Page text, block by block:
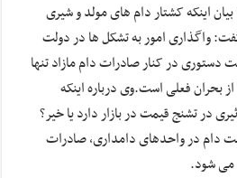
بیان اینکه کشتار دام های مولد و شیری
واگذاری امور به تشکل ها در دولت
دستوری در کنار صادرات دام مازاد تنها
بحران فعلی است.وی درباره اینکه
در تشنج قیمت در بازار دارد یا خیر؟
دام در واحدهای دامداری، صادرات
می شود.